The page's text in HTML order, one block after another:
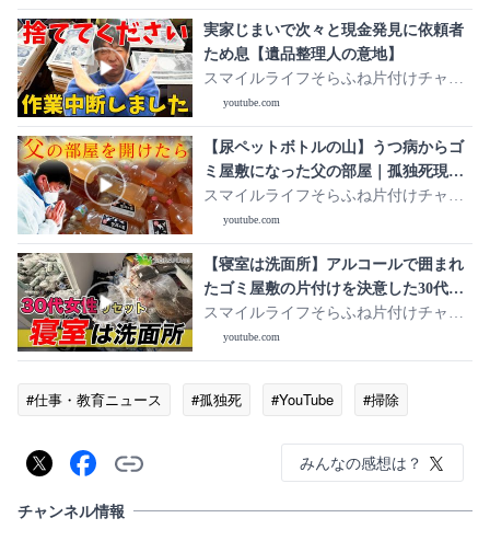
実家じまいで次々と現金発見に依頼者
ため息【遺品整理人の意地】
スマイルライフそらふね片付けチャン
ネルyoutube.com
【尿ペットボトルの山】うつ病からゴ
ミ屋敷になった父の部屋｜孤独死現場
の特殊清掃
スマイルライフそらふね片付けチャン
ネルyoutube.com
【寝室は洗面所】アルコールで囲まれ
たゴミ屋敷の片付けを決意した30代女
性
スマイルライフそらふね片付けチャン
ネルyoutube.com
#仕事・教育ニュース #孤独死 #YouTube #掃除
みんなの感想は？
チャンネル情報